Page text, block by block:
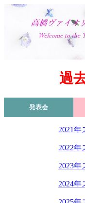
過
発表会
2021年
2022年
2023年
2024年